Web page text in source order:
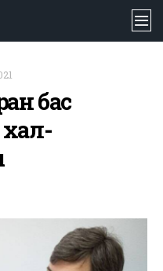
бас
хал-